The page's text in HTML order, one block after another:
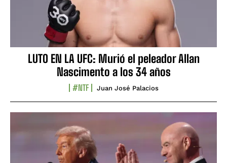
LUTO EN LA UFC: Murió el peleador Allan
Nascimento a los 34 años
#NTF Juan José Palacios